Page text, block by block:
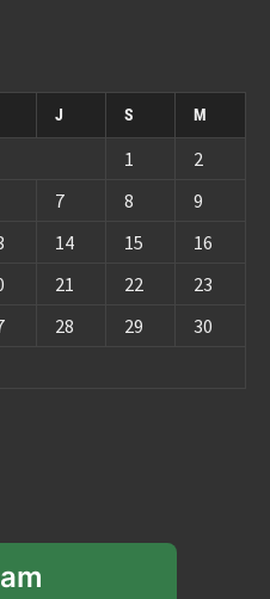
J S M
1
2
7 8
9
14 15
16
21 22
23
28 29
30